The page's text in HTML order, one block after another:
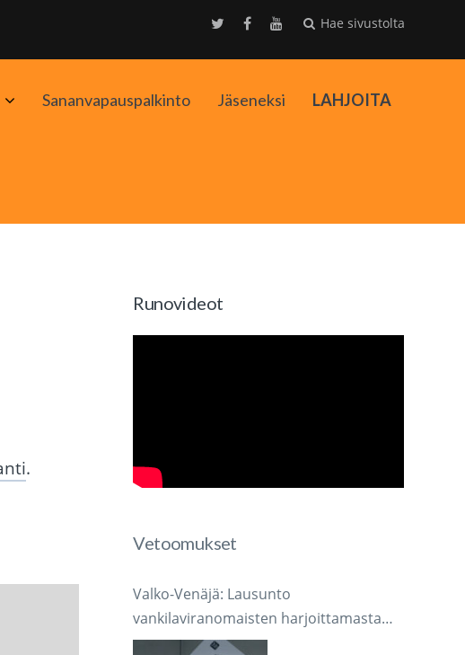
Hae sivustolta
AvaaSananvapauspalkinto Jäseneksi LAHJOITA
.
Runovideot
Vetoomukset
Valko-Venäjä: Lausunto
vankilaviranomaisten harjoittamasta
järjestelmällisestä käsikirjoitusten